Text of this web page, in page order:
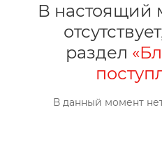
В настоящий
раздел
В данный момент